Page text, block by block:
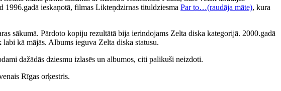
1996.gadā ieskaņotā, filmas Likteņdzirnas tituldziesma Par to…(raudāja māte), kura
sākumā. Pārdoto kopiju rezultātā bija ierindojams Zelta diska kategorijā. 2000.gadā
kā mājās. Albums ieguva Zelta diska statusu.
dažādās dziesmu izlasēs un albumos, citi palikuši neizdoti.
Rīgas orķestris.